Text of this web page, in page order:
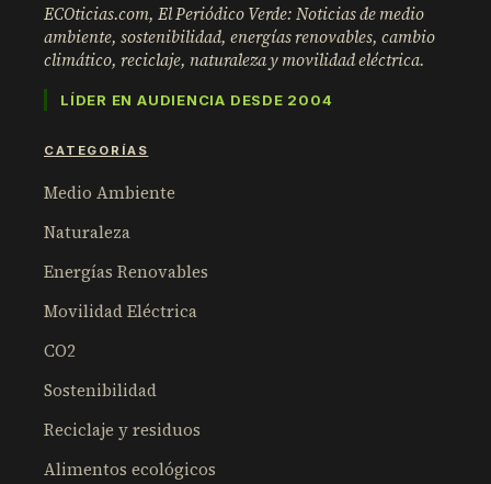
ECOticias.com, El Periódico Verde: Noticias de medio
ambiente, sostenibilidad, energías renovables, cambio
climático, reciclaje, naturaleza y movilidad eléctrica.
LÍDER EN AUDIENCIA DESDE 2004
CATEGORÍAS
Medio Ambiente
Naturaleza
Energías Renovables
Movilidad Eléctrica
CO2
Sostenibilidad
Reciclaje y residuos
Alimentos ecológicos